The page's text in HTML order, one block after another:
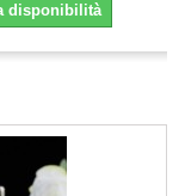
disponibilità